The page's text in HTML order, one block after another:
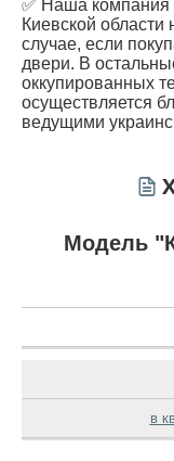
✅ Наша компания
Киевской области
случае, если
двери. В
оккупированных
осуществляется
ведущими
Модель
в